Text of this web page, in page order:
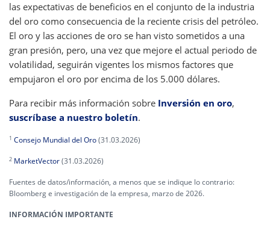
las expectativas de beneficios en el conjunto de la industria
del oro como consecuencia de la reciente crisis del petróleo.
El oro y las acciones de oro se han visto sometidos a una
gran presión, pero, una vez que mejore el actual periodo de
volatilidad, seguirán vigentes los mismos factores que
empujaron el oro por encima de los 5.000 dólares.
Para recibir más información sobre Inversión en oro,
suscríbase a nuestro boletín.
1 Consejo Mundial del Oro(31.03.2026)
2 MarketVector(31.03.2026)
Fuentes de datos/información, a menos que se indique lo contrario:
Bloomberg e investigación de la empresa, marzo de 2026.
INFORMACIÓN IMPORTANTE